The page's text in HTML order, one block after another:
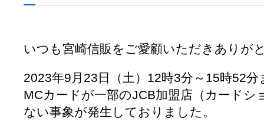
いつも宮崎信販をご愛顧いただきありが
2023年9月23日（土）12時3分～15時52
MCカードが一部のJCB加盟店（カード
ない事象が発生しておりました。